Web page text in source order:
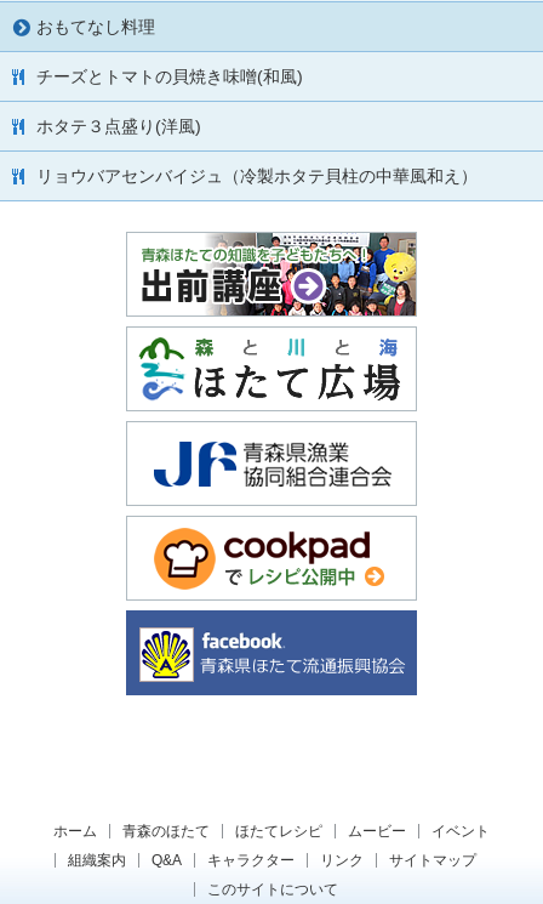
おもてなし料理
チーズとトマトの貝焼き味噌(和風)
ホタテ３点盛り(洋風)
リョウバアセンバイジュ（冷製ホタテ貝柱の中華風和え）
ホーム 青森のほたて ほたてレシピ ムービー
イベント
組織案内
Q&A キャラクター リンク
サイトマップ
このサイトについて